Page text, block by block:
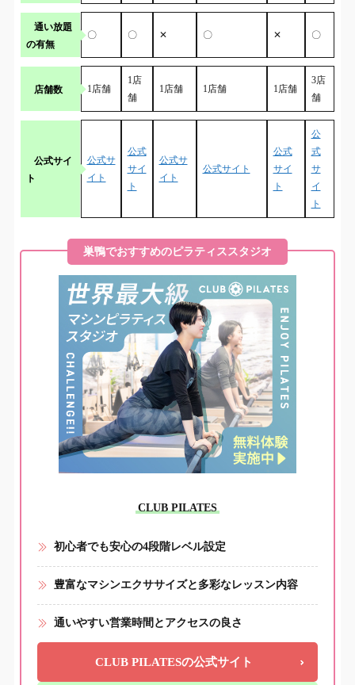
通い放題
の有無
〇 〇 ✕ 〇 ✕ 〇
店舗数 1店舗
1店
舗
1店舗 1店舗 1店舗
3店
舗
公式サイ
ト
公式サ
イト
公式
サイ
ト
公式サ
イト
公式サイト
公式
サイ
ト
公
式
サ
イ
ト
巣鴨でおすすめのピラティススタジオ
CLUB PILATES
初心者でも安心の4段階レベル設定
豊富なマシンエクササイズと多彩なレッスン内容
通いやすい営業時間とアクセスの良さ
CLUB PILATESの公式サイト